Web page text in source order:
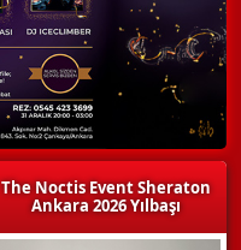
The Noctis Event Sheraton
Ankara 2026 Yılbaşı